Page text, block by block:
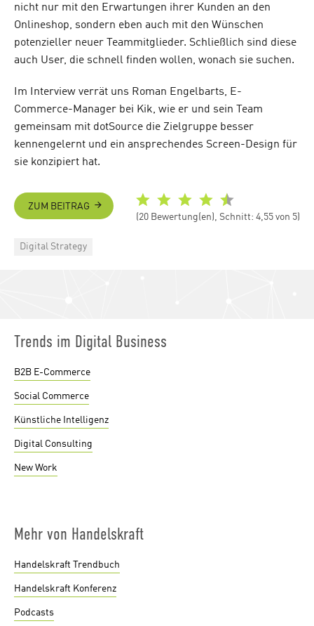
nicht nur mit den Erwartungen ihrer Kunden an den
Onlineshop, sondern eben auch mit den Wünschen
potenzieller neuer Teammitglieder. Schließlich sind diese
auch User, die schnell finden wollen, wonach sie suchen.
Im Interview verrät uns Roman Engelbarts, E-
Commerce-Manager bei Kik, wie er und sein Team
gemeinsam mit dotSource die Zielgruppe besser
kennengelernt und ein ansprechendes Screen-Design für
sie konzipiert hat.
ZUM BEITRAG
(20 Bewertung(en), Schnitt: 4,55 von 5)
Categories
Digital Strategy
Trends im Digital Business
B2B E-Commerce
Social Commerce
Künstliche Intelligenz
Digital Consulting
New Work
Mehr von Handelskraft
Handelskraft Trendbuch
Handelskraft Konferenz
Podcasts